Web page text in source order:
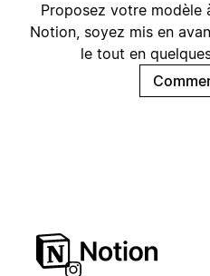
Proposez votre modèle
Notion, soyez mis en
le tout en